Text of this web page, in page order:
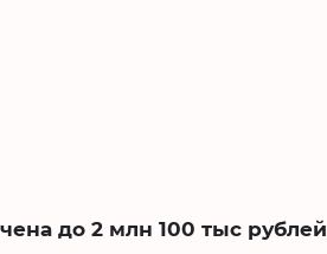
до 2 млн 100 тыс рублей